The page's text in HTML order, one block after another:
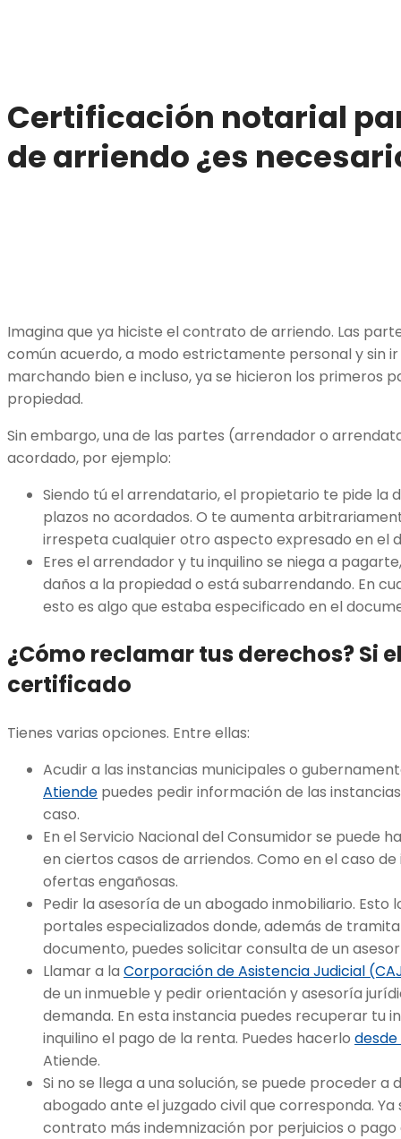
Certificación notarial
de arriendo ¿es
Imagina que ya hiciste el contrato de arriendo. Las
común acuerdo, a modo estrictamente personal y sin
marchando bien e incluso, ya se hicieron los primeros
propiedad.
Sin embargo, una de las partes (arrendador o
acordado, por ejemplo:
Siendo tú el arrendatario, el propietario te pide la
plazos no acordados. O te aumenta
irrespeta cualquier otro aspecto expresado en el
Eres el arrendador y tu inquilino se niega a
daños a la propiedad o está subarrendando. En
esto es algo que estaba especificado en el
¿Cómo reclamar tus derechos?Si
certificado
Tienes varias opciones. Entre ellas:
Acudir a las instancias municipales o
Atiende puedes pedir información de las
caso.
En el Servicio Nacional del Consumidor se puede
en ciertos casos de arriendos. Como en el caso
ofertas engañosas.
Pedir la asesoría de un abogado inmobiliario. Esto
portales especializados donde, además de
documento, puedes solicitar consulta de un
Llamar a la Corporación de Asistencia Judicial
de un inmueble y pedir orientación y asesoría
demanda. En esta instancia puedes recuperar tu
inquilino el pago de la renta. Puedes hacerlo
Atiende.
Si no se llega a una solución, se puede proceder
abogado ante el juzgado civil que corresponda.
contrato más indemnización por perjuicios o